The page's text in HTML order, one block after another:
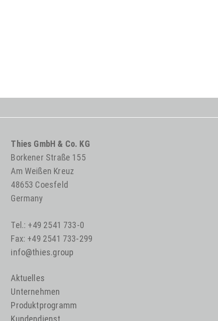
Thies GmbH & Co. KG
Borkener Straße 155
Am Weißen Kreuz
48653 Coesfeld
Germany
Tel.: +49 2541 733-0
Fax: +49 2541 733-299
info@thies.group
Aktuelles
Unternehmen
Produktprogramm
Kundendienst